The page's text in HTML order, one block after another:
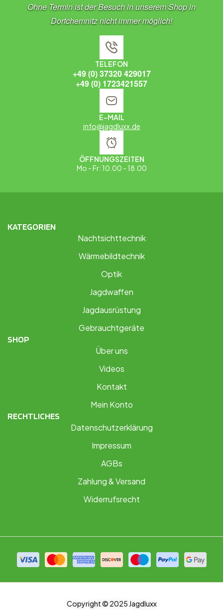
Ohne Termin ist der Besuch in unserem Shop in
Dorfchemnitz nicht immer möglich!
TELEFON
+49 (0) 37320 429017
+49 (0) 1723421557
E-MAIL
info@jagdluxx.de
ÖFFNUNGSZEITEN
Mo - Fr: 10.00 - 18.00
KATEGORIEN
Nachtsichttechnik
Wärmebildtechnik
Optik
Jagdwaffen
Jagdausrüstung
Gebrauchtgeräte
SHOP
Über uns
Videos
Kontakt
Mein Konto
RECHTLICHES
Datenschutzerklärung
Impressum
AGBs
Zahlung & Versand
Widerrufsrecht
Copyright © 2025 Jagdluxx